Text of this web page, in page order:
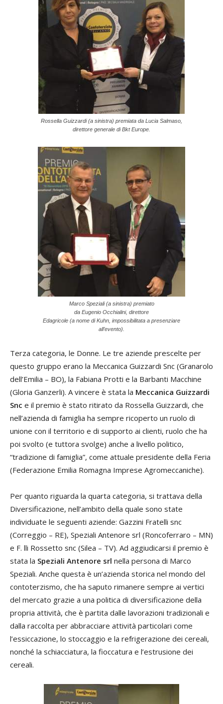
Rossella Guizzardi (a sinistra) premiata da Lucia Salmaso,
direttore generale di Bkt Europe.
Marco Speziali (a sinistra) premiato
da Eugenio Occhialini, direttore
Edagricole (a nome di Kuhn, impossibilitata a presenziare
all’evento).
Terza categoria, le Donne. Le tre aziende prescelte per
questo gruppo erano la Meccanica Guizzardi Snc (Granarolo
dell’Emilia – BO), la Fabiana Protti e la Barbanti Macchine
(Gloria Ganzerli). A vincere è stata la Meccanica Guizzardi
Snc e il premio è stato ritirato da Rossella Guizzardi, che
nell’azienda di famiglia ha sempre ricoperto un ruolo di
unione con il territorio e di supporto ai clienti, ruolo che ha
poi svolto (e tuttora svolge) anche a livello politico,
“tradizione di famiglia”, come attuale presidente della Feria
(Federazione Emilia Romagna Imprese Agromeccaniche).
Per quanto riguarda la quarta categoria, si trattava della
Diversificazione, nell’ambito della quale sono state
individuate le seguenti aziende: Gazzini Fratelli snc
(Correggio – RE), Speziali Antenore srl (Roncoferraro – MN)
e F. lli Rossetto snc (Silea – TV). Ad aggiudicarsi il premio è
stata la Speziali Antenore srl nella persona di Marco
Speziali. Anche questa è un’azienda storica nel mondo del
contoterzismo, che ha saputo rimanere sempre ai vertici
del mercato grazie a una politica di diversificazione della
propria attività, che è partita dalle lavorazioni tradizionali e
dalla raccolta per abbracciare attività particolari come
l’essiccazione, lo stoccaggio e la refrigerazione dei cereali,
nonché la schiacciatura, la fioccatura e l’estrusione dei
cereali.